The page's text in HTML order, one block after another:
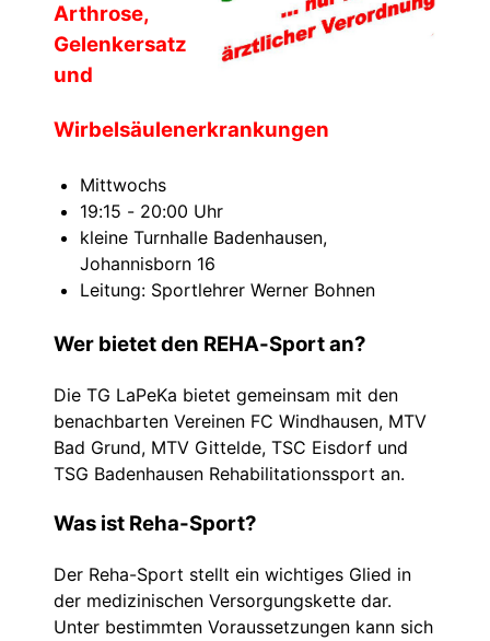
Arthrose,
Gelenkersatz
und
Wirbelsäulenerkrankungen
Mittwochs
19:15 - 20:00 Uhr
kleine Turnhalle Badenhausen,
Johannisborn 16
Leitung: Sportlehrer Werner Bohnen
Wer bietet den REHA-Sport an?
Die TG LaPeKa bietet gemeinsam mit den
benachbarten Vereinen FC Windhausen, MTV
Bad Grund, MTV Gittelde, TSC Eisdorf und
TSG Badenhausen Rehabilitationssport an.
Was ist Reha-Sport?
Der Reha-Sport stellt ein wichtiges Glied in
der medizinischen Versorgungskette dar.
Unter bestimmten Voraussetzungen kann sich